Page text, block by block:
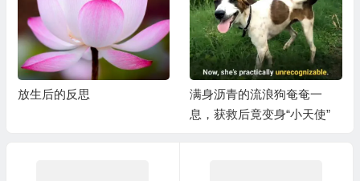
放生后的反思
满身沥青的流浪狗奄奄一
息，获救后竟变身“小天使”